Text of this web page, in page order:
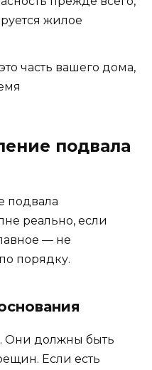
жилое
часть вашего дома,
подвала
подвала
реально, если
— не
порядку.
Они должны быть
Если есть